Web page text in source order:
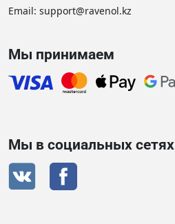
Email: support@ravenol.kz
Мы принимаем
Мы в социальных сетях